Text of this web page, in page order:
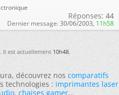
Réponses: 44
Dernier message: 30/06/2003, 11h58
Il est actuellement10h48.
découvrez noscomparatifs
technologies :imprimantes laser
,chaises gamer...